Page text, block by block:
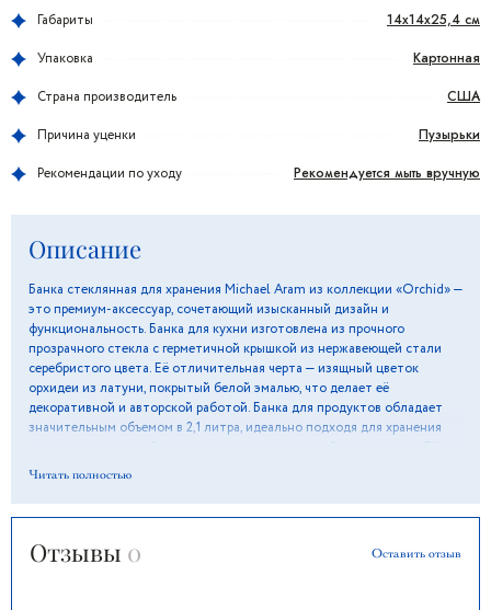
Габариты 14x14x25,4 см
Упаковка Картонная
Страна производитель США
Причина уценки Пузырьки
Рекомендации по уходу Рекомендуется мыть вручную
Описание
Банка стеклянная для хранения Michael Aram из коллекции «Orchid» —
это премиум-аксессуар, сочетающий изысканный дизайн и
функциональность. Банка для кухни изготовлена из прочного
прозрачного стекла с герметичной крышкой из нержавеющей стали
серебристого цвета. Её отличительная черта — изящный цветок
орхидеи из латуни, покрытый белой эмалью, что делает её
декоративной и авторской работой. Банка для продуктов обладает
значительным объемом в 2,1 литра, идеально подходя для хранения
размеры (диаметр 14 см, высота 25,4 см) оптимальны для кухонных
которая украсит интерьер в стиле модерн, скандинавский стиль,
банка станет изысканным подарочным решением для свадебного или
праздничного события, включая новогодние праздники. Купить эту
Читать полностью
Отзывы 0 Оставить отзыв